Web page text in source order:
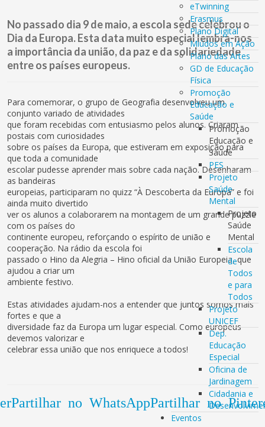
eTwinning
Erasmus
Plano Digital
Miúdos em Ação
Plano das Artes
GD de Educação
Física
Promoção
Educação e
Saúde
Promoção
Educação e
Saúde
PES
Projeto
Saúde
Mental
Projeto
Saúde
Mental
Escola
de
Todos
e para
Todos
Projeto
UNICEF
Dep.
Educação
Especial
Oficina de
Jardinagem
Cidadania e
Eventos
No passado dia 9 de maio, a escola sede celebrou o
Dia da Europa. Esta data muito especial lembra-nos
a importância da união, da paz e da solidariedade
entre os países europeus.
Para comemorar, o grupo de Geografia desenvolveu um
conjunto variado de atividades
que foram recebidas com entusiasmo pelos alunos. Criaram
postais com curiosidades
sobre os países da Europa, que estiveram em exposição para
que toda a comunidade
escolar pudesse aprender mais sobre cada nação. Desenharam
as bandeiras
europeias, participaram no quizz “À Descoberta da Europa” e foi
ainda muito divertido
ver os alunos a colaborarem na montagem de um grande puzzle
com os países do
continente europeu, reforçando o espírito de união e
cooperação. Na rádio da escola foi
passado o Hino da Alegria – Hino oficial da União Europeia, que
ajudou a criar um
ambiente festivo.
Estas atividades ajudam-nos a entender que juntos somos mais
fortes e que a
diversidade faz da Europa um lugar especial. Como europeus
devemos valorizar e
celebrar essa união que nos enriquece a todos!
Partilhar no WhatsAppPartilhar no